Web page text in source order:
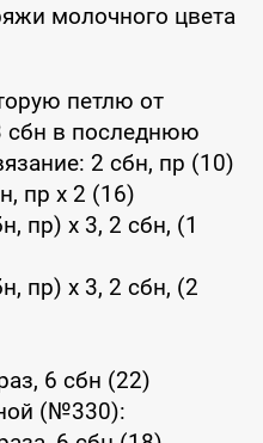
молочного цвета
петлю от
сбн в последнюю
2 сбн, пр (10)
пр x 2 (16)
пр) x 3, 2 сбн, (1
пр) x 3, 2 сбн, (2
6 сбн (22)
(№330):